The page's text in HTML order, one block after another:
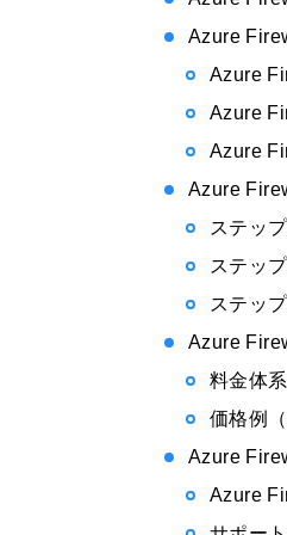
Azure
Azure
Azure
Azure
Azure
ステッ
ステッ
ステッ
Azure
料金体
価格例
Azure
Azure